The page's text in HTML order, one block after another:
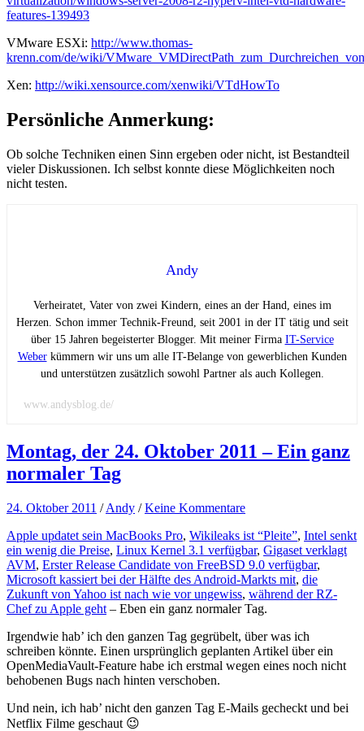
features-139493
VMware ESXi: http://www.thomas-
krenn.com/de/wiki/
Xen: http://wiki.xensource.com/xenwiki/VTdHowTo
Persönliche Anmerkung:
Ob solche Techniken einen Sinn ergeben oder nicht, ist Bestandteil
vieler Diskussionen. Ich selbst konnte diese Möglichkeiten noch
nicht testen.
Andy
Verheiratet, Vater von zwei Kindern, eines an der Hand, eines im
Herzen. Schon immer Technik-Freund, seit 2001 in der IT tätig und seit
über 15 Jahren begeisterter Blogger. Mit meiner Firma IT-Service
Weberkümmern wir uns um alle IT-Belange von gewerblichen Kunden
und unterstützen zusätzlich sowohl Partner als auch Kollegen.
www.andysblog.de/
Montag, der 24. Oktober 2011 – Ein ganz
normaler Tag
24. Oktober 2011 /Andy /Keine Kommentare
Apple updatet sein MacBooks Pro, Wikileaks ist “Pleite”, Intel senkt
ein wenig die Preise, Linux Kernel 3.1 verfügbar, Gigaset verklagt
AVM, Erster Release Candidate von FreeBSD 9.0 verfügbar,
Microsoft kassiert bei der Hälfte des Android-Markts mit, die
Zukunft von Yahoo ist nach wie vor ungewiss, während der RZ-
Chef zu Apple geht – Eben ein ganz normaler Tag.
Irgendwie hab’ ich den ganzen Tag gegrübelt, über was ich
schreiben könnte. Einen ursprünglich geplanten Artikel über ein
OpenMediaVault-Feature habe ich erstmal wegen eines noch nicht
behobenen Bugs nach hinten verschoben.
Und nein, ich hab’ nicht den ganzen Tag E-Mails gecheckt und bei
Netflix Filme geschaut 😉